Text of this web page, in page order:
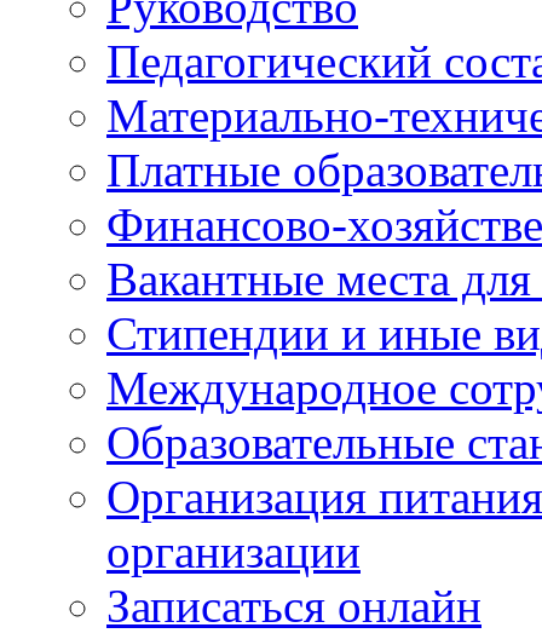
Педагогический
Материально-
Платные
Финансово-
Вакантные места
Стипендии и иные
Международное
Образовательные
Организация
организации
Записаться онлайн